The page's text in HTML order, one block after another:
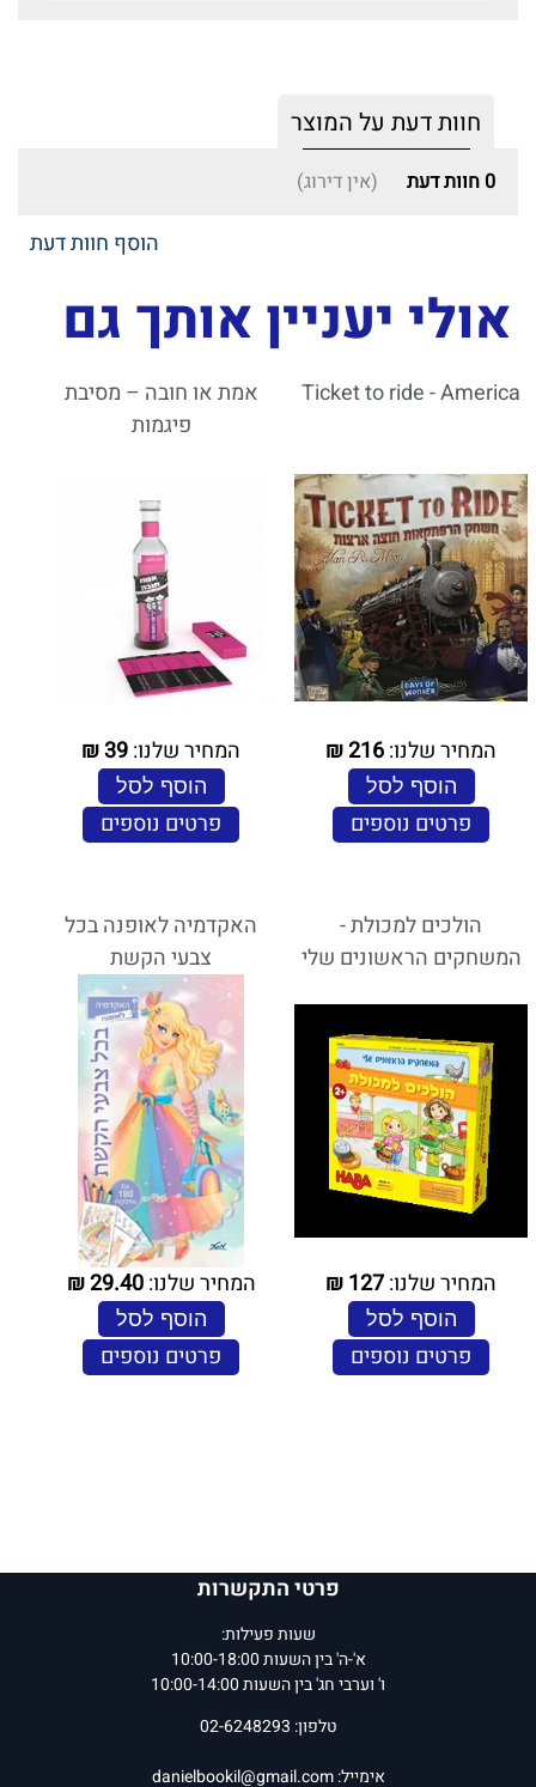
חוות דעת על המוצר
0 חוות דעת (אין דירוג)
הוסף חוות דעת
אולי יעניין אותך גם
Ticket to ride - America
המחיר שלנו:216
₪
הוסף לסל
פרטים נוספים
אמת או חובה – מסיבת
פיגמות
המחיר שלנו:39
₪
הוסף לסל
פרטים נוספים
הולכים למכולת -
המשחקים הראשונים שלי
המחיר שלנו:127
₪
הוסף לסל
פרטים נוספים
האקדמיה לאופנה בכל
צבעי הקשת
המחיר שלנו:29.40
₪
הוסף לסל
פרטים נוספים
פרטי התקשרות
שעות פעילות:
א'-ה' בין השעות 10:00-18:00
ו' וערבי חג' בין השעות 10:00-14:00
טלפון: 02-6248293
אימייל:danielbookil@gmail.com